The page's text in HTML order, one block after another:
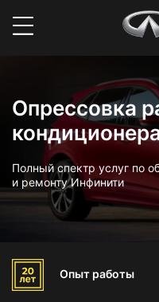
Опрессовка
Полный спектр услуг по
и ремонту Инфинити
Опыт работы